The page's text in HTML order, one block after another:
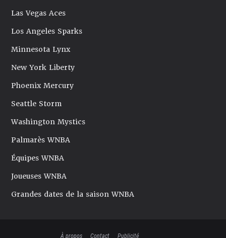
Las Vegas Aces
Los Angeles Sparks
Minnesota Lynx
New York Liberty
Phoenix Mercury
Seattle Storm
Washington Mystics
Palmarès WNBA
Équipes WNBA
Joueuses WNBA
Grandes dates de la saison WNBA
À propos Contact Publicité